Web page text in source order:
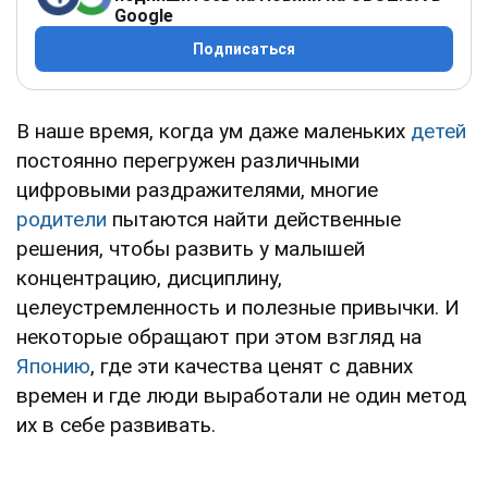
Google
Подписаться
В наше время, когда ум даже маленьких детей
постоянно перегружен различными
цифровыми раздражителями, многие
родители пытаются найти действенные
решения, чтобы развить у малышей
концентрацию, дисциплину,
целеустремленность и полезные привычки. И
некоторые обращают при этом взгляд на
Японию, где эти качества ценят с давних
времен и где люди выработали не один метод
их в себе развивать.